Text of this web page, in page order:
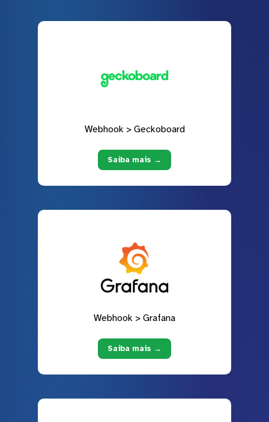
Webhook > Geckoboard
Saiba mais →
Webhook > Grafana
Saiba mais →